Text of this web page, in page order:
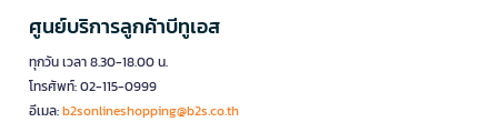
ศูนย์บริการลูกค้าบีทูเอส
ทุกวัน เวลา 8.30-18.00 น.
โทรศัพท์: 02-115-0999
อีเมล:b2sonlineshopping@b2s.co.th